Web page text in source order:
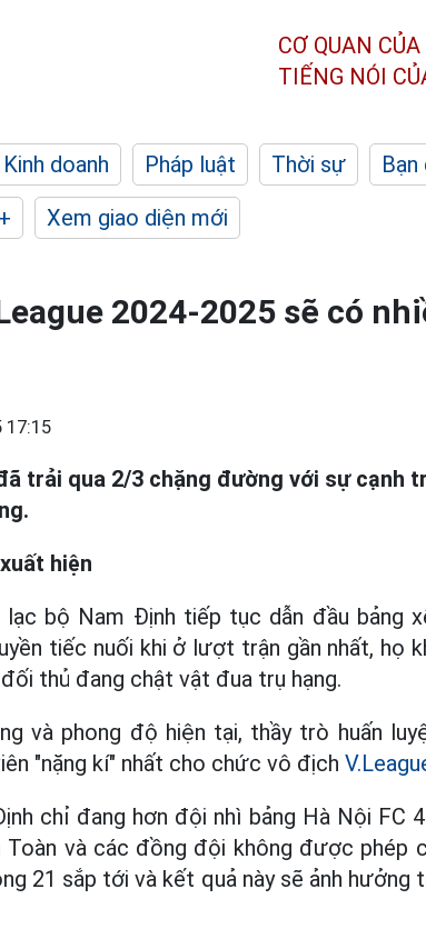
CƠ QUAN
TIẾNG NÓI
Kinh doanh Pháp luật Thời sự
Xem giao diện mới
2024-2025 sẽ có
17:15
trải qua 2/3 chặng đường với sự cạnh
hiện
lạc bộ Nam Định tiếp tục dẫn đầu bảng
tiếc nuối khi ở lượt trận gần nhất, họ
thủ đang chật vật đua trụ hạng.
và phong độ hiện tại, thầy trò huấn
"nặng kí" nhất cho chức vô địch
chỉ đang hơn đội nhì bảng Hà Nội FC
và các đồng đội không được phép
21 sắp tới và kết quả này sẽ ảnh